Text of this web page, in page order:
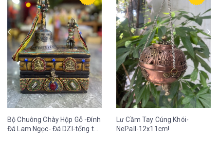
Bộ Chuông Chày Hộp Gỗ -Đính
Đá Lam Ngọc- Đá DZI-tổng thể
Lư Cầm Tay Cúng Khói-
NePall-12x11cm!